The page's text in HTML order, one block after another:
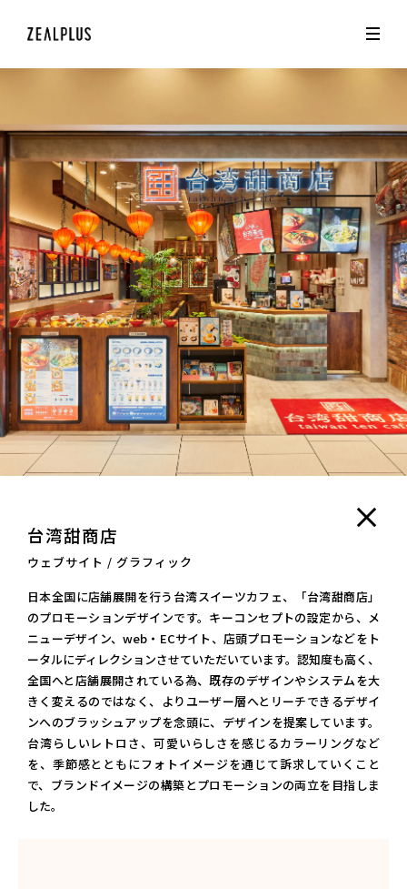
台湾甜商店
ウェブサイト / グラフィック
日本全国に店舗展開を行う台湾スイーツカフェ、「台湾甜商店」
のプロモーションデザインです。キーコンセプトの設定から、メ
ニューデザイン、web・ECサイト、店頭プロモーションなどをト
ータルにディレクションさせていただいています。認知度も高く、
全国へと店舗展開されている為、既存のデザインやシステムを大
きく変えるのではなく、よりユーザー層へとリーチできるデザイ
ンへのブラッシュアップを念頭に、デザインを提案しています。
台湾らしいレトロさ、可愛いらしさを感じるカラーリングなど
を、季節感とともにフォトイメージを通じて訴求していくこと
で、ブランドイメージの構築とプロモーションの両立を目指しま
した。